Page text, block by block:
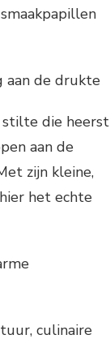
aan de drukte
stilte die heerst
aan de
zijn kleine,
het echte
culinaire